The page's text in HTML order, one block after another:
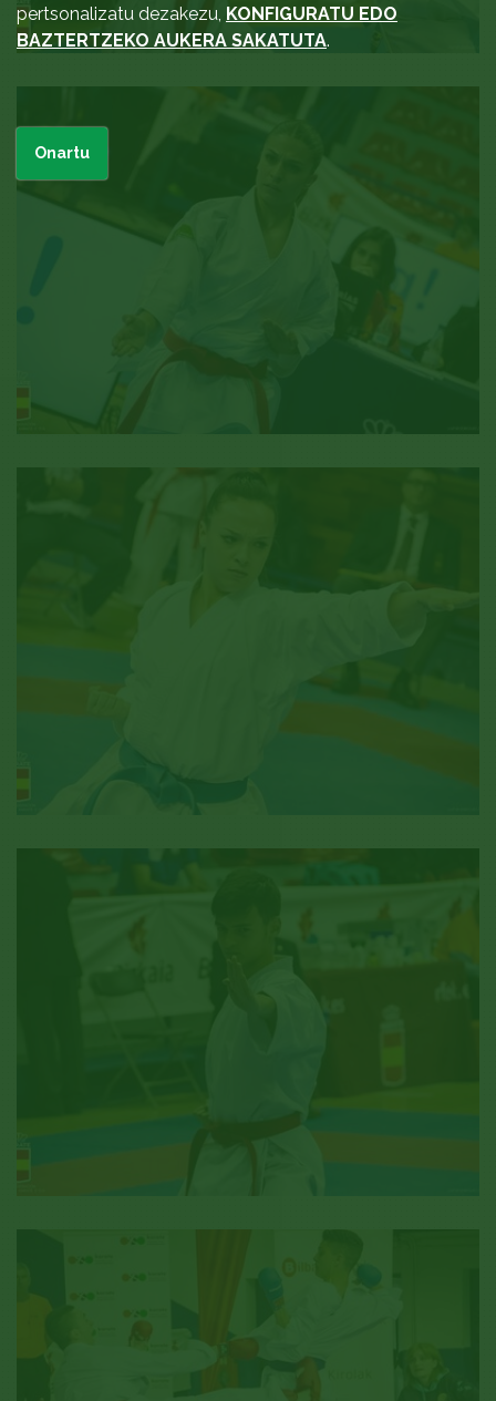
pertsonalizatu dezakezu, KONFIGURATU EDO
BAZTERTZEKO AUKERA SAKATUTA.
Onartu